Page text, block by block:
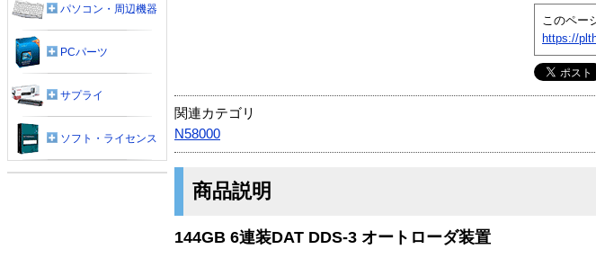
このペー
https://
関連カテゴリ
N58000
商品説明
144GB 6連装DAT DDS-3 オートローダ装置
パソコン・周辺機器
PCパーツ
サプライ
ソフト・ライセンス